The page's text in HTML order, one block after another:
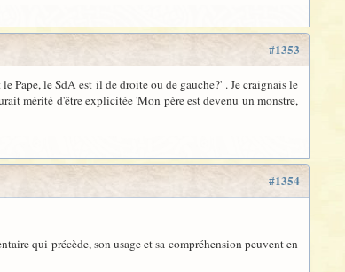
#1353
le SdA est il de droite ou de gauche?' . Je craignais le
mérité d'être explicitée 'Mon père est devenu un monstre,
#1354
qui précède, son usage et sa compréhension peuvent en